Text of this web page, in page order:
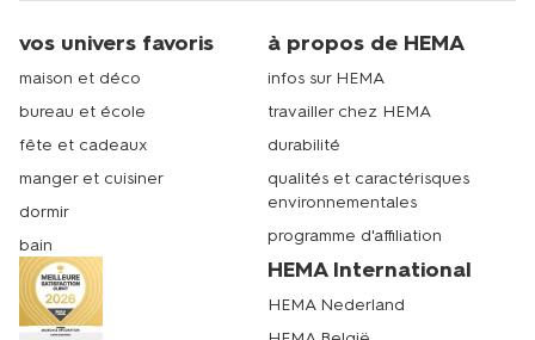
vos univers favoris
maison et déco
bureau et école
fête et cadeaux
manger et cuisiner
dormir
bain
à propos de HEMA
infos sur HEMA
travailler chez HEMA
durabilité
qualités et caractérisques
environnementales
programme d'affiliation
HEMA International
HEMA Nederland